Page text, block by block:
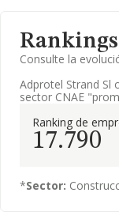
Rankings
Consulte la
Adprotel Strand Sl
sector CNAE
Ranking de
17.790
*Sector: